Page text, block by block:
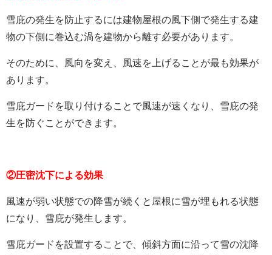
雪庇の発生を防止するには建物屋根の風下側で発生する建
物の下側に巻込む渦を建物から離す必要があります。
そのために、風向を変え、風速を上げることが最も効果が
あります。
雪庇ガードを取り付けることで風速が速くなり、雪庇の発
生を防ぐことができます。
②圧密沈下による効果
風速が弱い状態での降雪が続くと屋根に雪が埋もれる状態
になり、雪庇が発生します。
雪庇ガードを設置することで、傾斜方面に沿って雪の沈降